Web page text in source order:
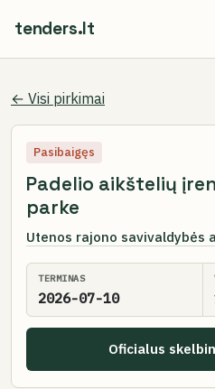
tenders.lt
← Visi pirkimai
Pasibaigęs
Padelio aikštelių
parke
Utenos rajono savivaldybės
TERMINAS
2026-07-10
Oficialus